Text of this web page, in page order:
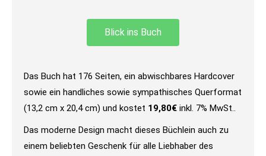
Blick ins Buch
Das Buch hat 176 Seiten, ein abwischbares Hardcover
sowie ein handliches sowie sympathisches Querformat
(13,2 cm x 20,4 cm) und kostet 19,80€ inkl. 7% MwSt..
Das moderne Design macht dieses Büchlein auch zu
einem beliebten Geschenk für alle Liebhaber des